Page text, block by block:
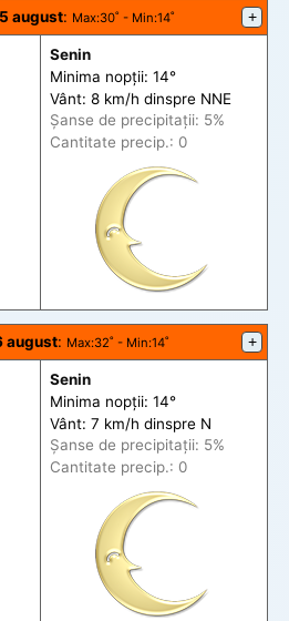
august: Max:30˚ - Min:14˚ +
Senin
Minima nopții: 14°
Vânt: 8 km/h dinspre NNE
Șanse de precipitații: 5%
Cantitate precip.: 0
august: Max:32˚ - Min:14˚ +
Senin
Minima nopții: 14°
Vânt: 7 km/h dinspre N
Șanse de precipitații: 5%
Cantitate precip.: 0